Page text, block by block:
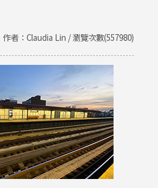
作者：Claudia Lin / 瀏覽次數(557980)